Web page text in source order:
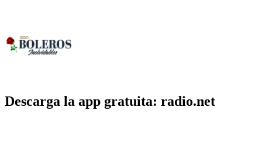
Descarga la app gratuita: radio.net